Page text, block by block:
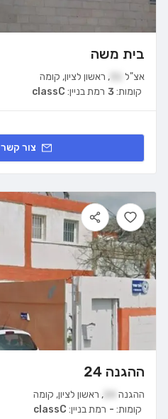
בית משה
אצ"ל , ראשון לציון, קומה
רמת בניין: classC קומות:3
צור קשר
ההגנה 24
ההגנה , ראשון לציון, קומה
רמת בניין: classC קומות: -